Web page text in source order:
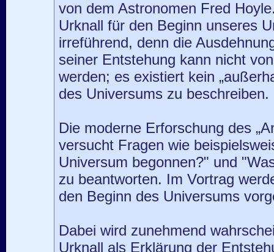
von dem Astronomen Fred
Urknall für den Beginn unseres
irreführend, denn die
seiner Entstehung kann nicht
werden; es existiert kein
des Universums zu beschreiben.
Die moderne Erforschung des
versucht Fragen wie
Universum begonnen?" und
zu beantworten. Im Vortrag
den Beginn des Universums
Dabei wird zunehmend
Urknall als Erklärung der